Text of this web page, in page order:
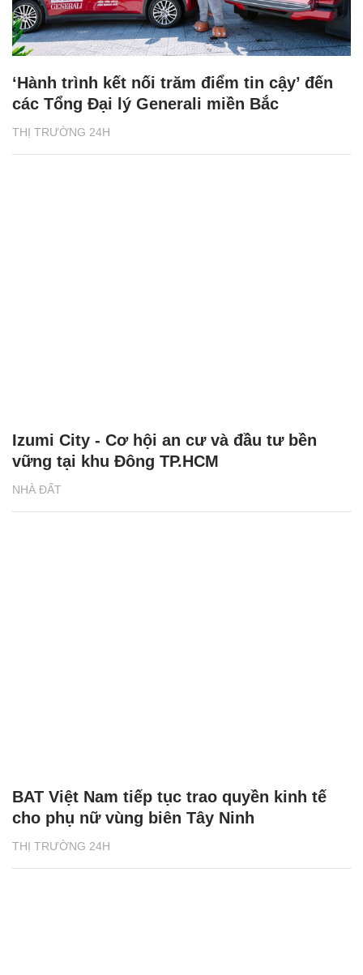
THỊ TRƯỜNG 24H
‘Hành trình kết nối trăm điểm tin cậy’ đến
các Tổng Đại lý Generali miền Bắc
NHÀ ĐẤT
Izumi City - Cơ hội an cư và đầu tư bền
vững tại khu Đông TP.HCM
THỊ TRƯỜNG 24H
BAT Việt Nam tiếp tục trao quyền kinh tế
cho phụ nữ vùng biên Tây Ninh